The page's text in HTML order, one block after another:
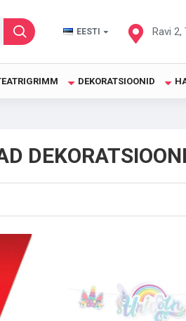
EESTI Ravi 2,
DEKORATSIOONID